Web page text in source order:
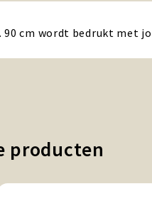
cm wordt bedrukt met
producten